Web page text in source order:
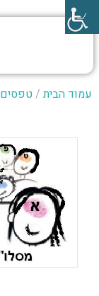
עמוד הבית/טפסים